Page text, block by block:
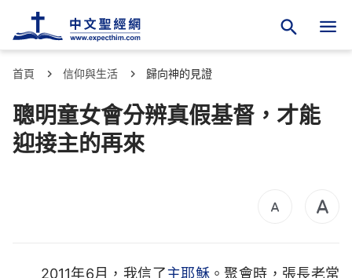
首頁 信仰與生活 歸向神的見證
聰明童女會分辨真假基督，才能
迎接主的再來
2011年6月，我信了主耶穌 。聚會時，張長老常